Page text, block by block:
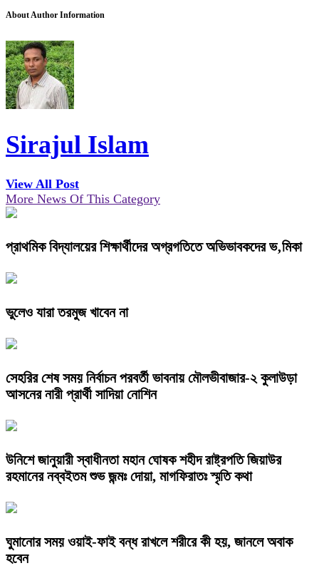
About Author Information
Sirajul Islam
View All Post
More News Of This Category
প্রাথমিক বিদ্যালয়ের শিক্ষার্থীদের অগ্রগতিতে অভিভাবকদের ভ‚মিকা
ভুলেও যারা তরমুজ খাবেন না
সেহরির শেষ সময় নির্বাচন পরবর্তী ভাবনায় মৌলভীবাজার-২ কুলাউড়া
আসনের নারী প্রার্থী সাদিয়া নোশিন
উনিশে জানুয়ারী স্বাধীনতা মহান ঘোষক শহীদ রাষ্ট্রপতি জিয়াউর
রহমানের নব্বইতম শুভ জন্মঃ দোয়া, মাগফিরাতঃ স্মৃতি কথা
ঘুমানোর সময় ওয়াই-ফাই বন্ধ রাখলে শরীরে কী হয়, জানলে অবাক
হবেন